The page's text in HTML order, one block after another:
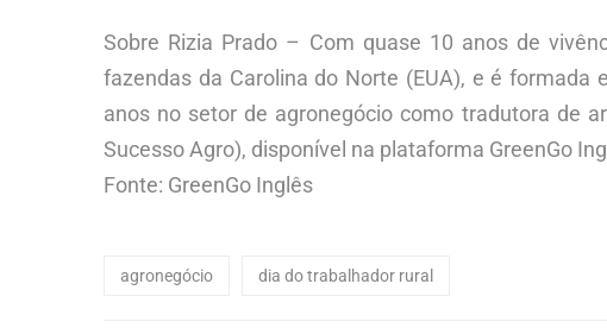
Sobre Rizia Prado – Com quase 10 anos de
fazendas da Carolina do Norte (EUA), e é formada
anos no setor de agronegócio como tradutora de
Sucesso Agro), disponível na plataforma GreenGo
Fonte: GreenGo Inglês
agronegócio dia do trabalhador rural